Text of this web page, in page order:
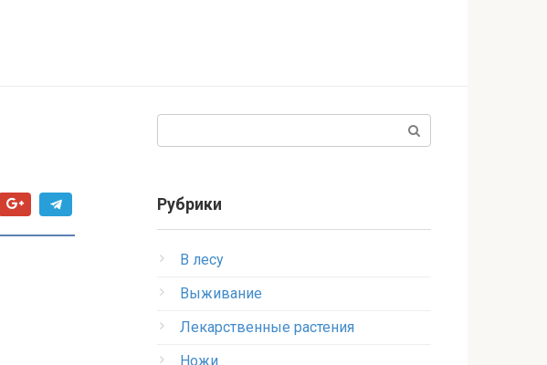
Рубрики
В лесу
Выживание
Лекарственные растения
Ножи